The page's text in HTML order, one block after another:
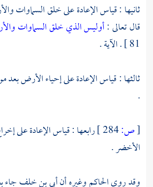
ثانيها : قياس الإعادة على خلق السماوات
قال تعالى :أوليس الذي خلق السماوات
81 ] . الآية .
ثالثها : قياس الإعادة على إحياء الأرض بعد
.
[ص:
رابعها : قياس الإعادة على
الأخضر .
وقد روىالحاكموغيره أنأبي بن خلفجاء